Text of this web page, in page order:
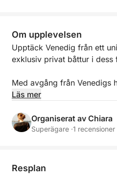
Om upplevelsen
Upptäck Venedig från ett
exklusiv privat båttur i dess
Med avgång från Venedigs
fyra timmar lång upplevelse
lagunens mest suggestiva
kända öar som Poveglia
Läs mer
Organiserat av Chiara
Superägare ·1 recensioner
Resplan